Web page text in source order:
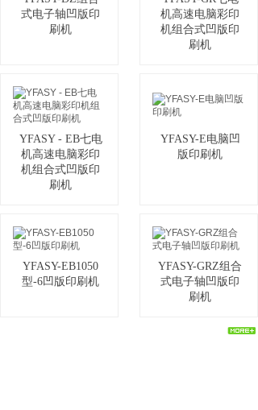
CONCATCT US
式电子轴凹版印
刷机
机高速电脑彩印
机组合式凹版印
刷机
YFASY - EB七电
机高速电脑彩印
机组合式凹版印
刷机
YFASY-E电脑凹
版印刷机
YFASY-EB1050
型-6凹版印刷机
YFASY-GRZ组合
式电子轴凹版印
刷机